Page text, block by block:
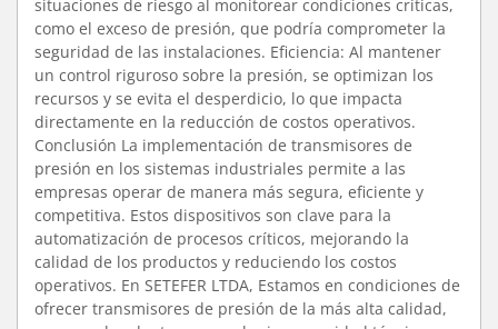
situaciones de riesgo al monitorear condiciones críticas,
como el exceso de presión, que podría comprometer la
seguridad de las instalaciones. Eficiencia: Al mantener
un control riguroso sobre la presión, se optimizan los
recursos y se evita el desperdicio, lo que impacta
directamente en la reducción de costos operativos.
Conclusión La implementación de transmisores de
presión en los sistemas industriales permite a las
empresas operar de manera más segura, eficiente y
competitiva. Estos dispositivos son clave para la
automatización de procesos críticos, mejorando la
calidad de los productos y reduciendo los costos
operativos. En SETEFER LTDA, Estamos en condiciones de
ofrecer transmisores de presión de la más alta calidad,